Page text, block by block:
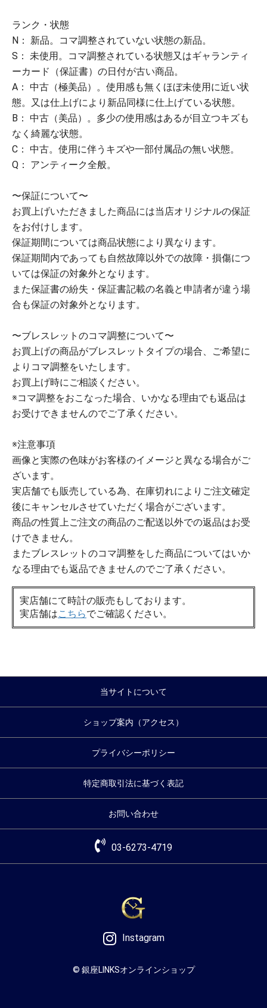
ランク・状態
N： 新品。コマ調整されていない状態の新品。
S： 未使用。コマ調整されている状態又はギャランティ
ーカード（保証書）の日付が古い商品。
A： 中古（極美品）。使用感も無くほぼ未使用に近い状
態。又は仕上げにより新品同様に仕上げている状態。
B： 中古（美品）。多少の使用感はあるが目立つキズも
なく綺麗な状態。
C： 中古。使用に伴うキズや一部付属品の無い状態。
Q： アンティーク全般。
〜保証について〜
お買上げいただきました商品には当店オリジナルの保証
をお付けします。
保証期間については商品状態により異なります。
保証期間内であっても自然故障以外での故障・損傷につ
いては保証の対象外となります。
また保証書の紛失・保証書記載の名義と申請者が違う場
合も保証の対象外となります。
〜ブレスレットのコマ調整について〜
お買上げの商品がブレスレットタイプの場合、ご希望に
よりコマ調整をいたします。
お買上げ時にご相談ください。
※コマ調整をおこなった場合、いかなる理由でも返品は
お受けできませんのでご了承ください。
※注意事項
画像と実際の色味がお客様のイメージと異なる場合がご
ざいます。
実店舗でも販売している為、在庫切れによりご注文確定
後にキャンセルさせていただく場合がございます。
商品の性質上ご注文の商品のご配送以外での返品はお受
けできません。
またブレスレットのコマ調整をした商品についてはいか
なる理由でも返品できませんのでご了承ください。
実店舗にて時計の販売もしております。
実店舗はこちらでご確認ください。
当サイトについて
ショップ案内（アクセス）
プライバシーポリシー
特定商取引法に基づく表記
お問い合わせ
03-6273-4719
Instagram
© 銀座LINKSオンラインショップ